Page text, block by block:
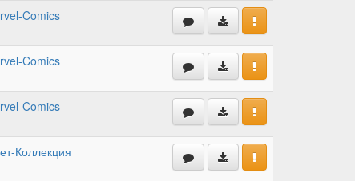
Comics
Comics
Comics
Коллекция